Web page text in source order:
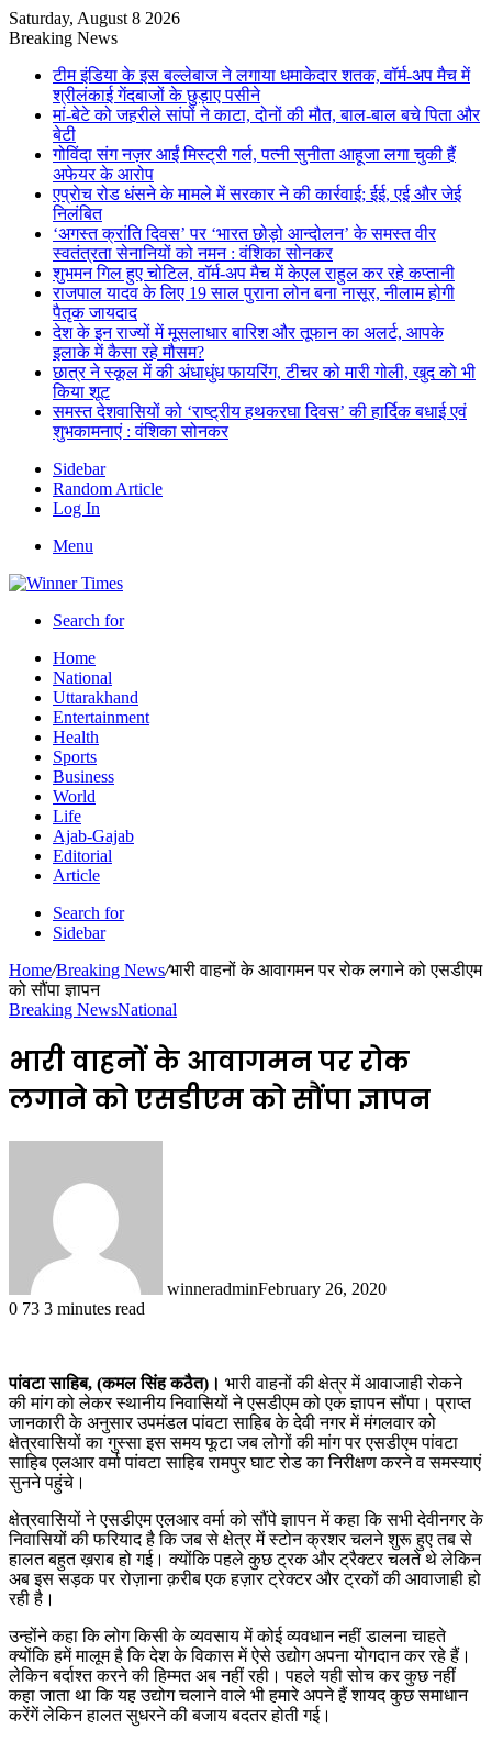
Saturday, August 8 2026
Breaking News
टीम इंडिया के इस बल्लेबाज ने लगाया धमाकेदार शतक, वॉर्म-अप मैच में
श्रीलंकाई गेंदबाजों के छुड़ाए पसीने
मां-बेटे को जहरीले सांपों ने काटा, दोनों की मौत, बाल-बाल बचे पिता और
बेटी
गोविंदा संग नज़र आईं मिस्ट्री गर्ल, पत्नी सुनीता आहूजा लगा चुकी हैं
अफेयर के आरोप
एप्राेच रोड धंसने के मामले में सरकार ने की कार्रवाई; ईई, एई और जेई
निलंबित
‘अगस्त क्रांति दिवस’ पर ‘भारत छोड़ो आन्दोलन’ के समस्त वीर
स्वतंत्रता सेनानियों को नमन : वंशिका सोनकर
शुभमन गिल हुए चोटिल, वॉर्म-अप मैच में केएल राहुल कर रहे कप्तानी
राजपाल यादव के लिए 19 साल पुराना लोन बना नासूर, नीलाम होगी
पैतृक जायदाद
देश के इन राज्यों में मूसलाधार बारिश और तूफान का अलर्ट, आपके
इलाके में कैसा रहे मौसम?
छात्र ने स्कूल में की अंधाधुंध फायरिंग, टीचर को मारी गोली, खुद को भी
किया शूट
समस्त देशवासियों को ‘राष्ट्रीय हथकरघा दिवस’ की हार्दिक बधाई एवं
शुभकामनाएं : वंशिका सोनकर
Sidebar
Random Article
Log In
Menu
Search for
Home
National
Uttarakhand
Entertainment
Health
Sports
Business
World
Life
Ajab-Gajab
Editorial
Article
Search for
Sidebar
Home/Breaking News/भारी वाहनों के आवागमन पर रोक लगाने को एसडीएम
को सौंपा ज्ञापन
Breaking NewsNational
भारी वाहनों के आवागमन पर रोक
लगाने को एसडीएम को सौंपा ज्ञापन
winneradminFebruary 26, 2020
0 73 3 minutes read
पांवटा साहिब, (कमल सिंह कठैत)। भारी वाहनों की क्षेत्र में आवाजाही रोकने
की मांग को लेकर स्थानीय निवासियों ने एसडीएम को एक ज्ञापन सौंपा। प्राप्त
जानकारी के अनुसार उपमंडल पांवटा साहिब के देवी नगर में मंगलवार को
क्षेत्रवासियों का गुस्सा इस समय फूटा जब लोगों की मांग पर एसडीएम पांवटा
साहिब एलआर वर्मा पांवटा साहिब रामपुर घाट रोड का निरीक्षण करने व समस्याएं
सुनने पहुंचे।
क्षेत्रवासियों ने एसडीएम एलआर वर्मा को सौंपे ज्ञापन में कहा कि सभी देवीनगर के
निवासियों की फरियाद है कि जब से क्षेत्र में स्टोन क्रशर चलने शुरू हुए तब से
हालत बहुत ख़राब हो गई। क्योंकि पहले कुछ ट्रक और ट्रैक्टर चलते थे लेकिन
अब इस सड़क पर रोज़ाना क़रीब एक हज़ार ट्रेक्टर और ट्रकों की आवाजाही हो
रही है।
उन्होंने कहा कि लोग किसी के व्यवसाय में कोई व्यवधान नहीं डालना चाहते
क्योंकि हमें मालूम है कि देश के विकास में ऐसे उद्योग अपना योगदान कर रहे हैं।
लेकिन बर्दाश्त करने की हिम्मत अब नहीं रही। पहले यही सोच कर कुछ नहीं
कहा जाता था कि यह उद्योग चलाने वाले भी हमारे अपने हैं शायद कुछ समाधान
करेंगें लेकिन हालत सुधरने की बजाय बदतर होती गई।